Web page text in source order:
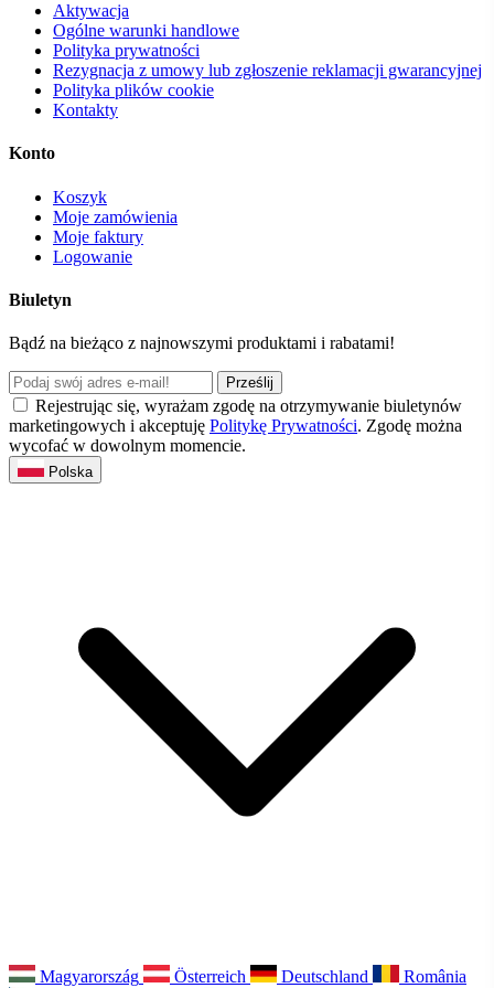
Aktywacja
Ogólne warunki handlowe
Polityka prywatności
Rezygnacja z umowy lub zgłoszenie reklamacji gwarancyjnej
Polityka plików cookie
Kontakty
Konto
Koszyk
Moje zamówienia
Moje faktury
Logowanie
Biuletyn
Bądź na bieżąco z najnowszymi produktami i rabatami!
Prześlij
Rejestrując się, wyrażam zgodę na otrzymywanie biuletynów
marketingowych i akceptuję Politykę Prywatności. Zgodę można
wycofać w dowolnym momencie.
Polska
Magyarország Österreich Deutschland
România